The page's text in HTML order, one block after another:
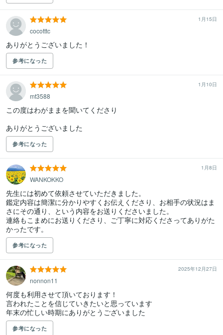
1月15日
cocotttc
ありがとうございました！
参考になった
1月10日
mt3588
この度はわがままを聞いてくださり
ありがとうございました
参考になった
1月8日
WANKOKKO
先生には初めて依頼させていただきました。
鑑定内容は簡潔に分かりやすくお伝えくださり、お相手の状況はま
さにその通り、という内容をお送りくださいました。
連絡もこまめにお送りくださり、ご丁寧に対応くださってありがた
かったです。
参考になった
2025年12月27日
nonnon11
何度も利用させて頂いております！
言われたことを信じていきたいと思っています
年末の忙しい時期にありがとうございました
参考になった